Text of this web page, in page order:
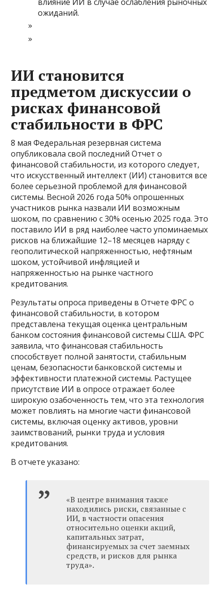
ожиданий.
ИИ становится
предметом дискуссии о
рисках финансовой
стабильности в ФРС
8 мая Федеральная резервная система
опубликовала свой последний Отчет о
финансовой стабильности, из которого следует,
что искусственный интеллект (ИИ) становится все
более серьезной проблемой для финансовой
системы. Весной 2026 года 50% опрошенных
участников рынка назвали ИИ возможным
шоком, по сравнению с 30% осенью 2025 года. Это
поставило ИИ в ряд наиболее часто упоминаемых
рисков на ближайшие 12–18 месяцев наряду с
геополитической напряженностью, нефтяным
шоком, устойчивой инфляцией и
напряженностью на рынке частного
кредитования.
Результаты опроса приведены в Отчете ФРС о
финансовой стабильности, в котором
представлена текущая оценка центральным
банком состояния финансовой системы США. ФРС
заявила, что финансовая стабильность
способствует полной занятости, стабильным
ценам, безопасности банковской системы и
эффективности платежной системы. Растущее
присутствие ИИ в опросе отражает более
широкую озабоченность тем, что эта технология
может повлиять на многие части финансовой
системы, включая оценку активов, уровни
заимствований, рынки труда и условия
кредитования.
В отчете указано:
«В центре внимания также
находились риски, связанные с
ИИ, в частности опасения
относительно оценки акций,
капитальных затрат,
финансируемых за счет заемных
средств, и рисков для рынка
труда».